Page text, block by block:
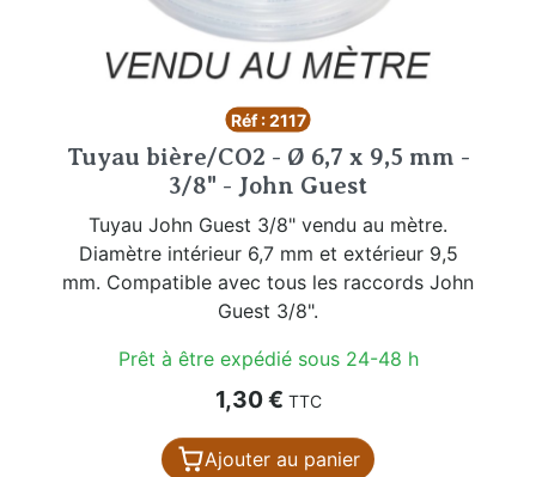
Réf : 2117
Tuyau bière/CO2 - Ø 6,7 x 9,5 mm -
3/8" - John Guest
Tuyau John Guest 3/8" vendu au mètre.
Diamètre intérieur 6,7 mm et extérieur 9,5
mm. Compatible avec tous les raccords John
Guest 3/8".
Prêt à être expédié sous 24-48 h
Prix
1,30 € TTC
Ajouter au panier